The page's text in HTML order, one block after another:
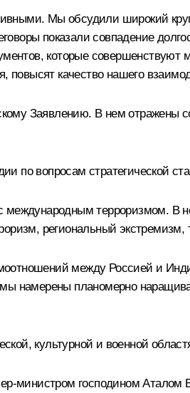
Мы обсудили широкий
показали совпадение
которые
повысят качество нашего
Заявлению. В нем отражены
по вопросам стратегической
международным терроризмом.
региональный экстремизм,
между Россией и
намерены планомерно
культурной и военной
министром господином Аталом